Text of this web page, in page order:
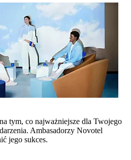
tym, co najważniejsze dla Twojego
Ambasadorzy Novotel
jego sukces.